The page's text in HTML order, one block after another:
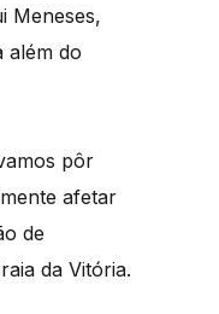
Meneses,
além do
pôr
afetar
de
da Vitória.